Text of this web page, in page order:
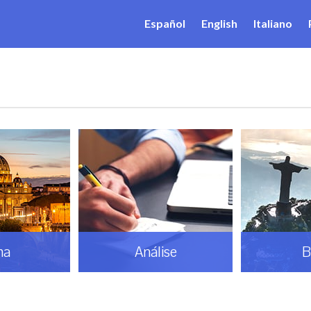
Español English Italiano
Análise